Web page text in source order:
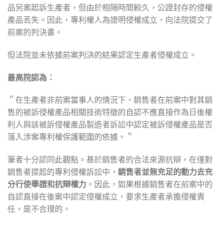
品另案起訴生產者，但由於相隔時間較久，公證封存的侵權
產品丟失。因此，專利權人為證明侵權成立，向法院提交了
前案的判決書。
但法院並未依據前案判決的結果認定生產者侵權成立。
最高院認為：
＂在生產者非前案當事人的情況下，銷售者在前案中對其銷
售的被訴侵權產品相關技術特徵的自認不應直接作為日後權
利人與該被訴侵權產品製造者訴訟中認定被訴侵權產品是否
落入涉案專利權保護範圍的依據。＂
筆者十分認同此觀點。基於銷售者的合法來源抗辯，在僅對
銷售者提起的專利侵權訴訟中， 銷售者並無充足的動力去充
分行使舉證和抗辯權力 。因此，如果根據銷售者在前案中的
自認直接在後案中認定侵權成立，要求生產者承擔侵權責
任，是不合理的。